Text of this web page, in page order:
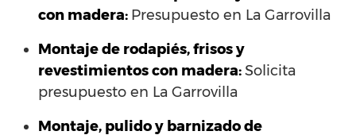
con madera: Presupuesto en La Garrovilla
Montaje de rodapiés, frisos y
revestimientos con madera:Solicita
presupuesto en La Garrovilla
Montaje, pulido y barnizado de